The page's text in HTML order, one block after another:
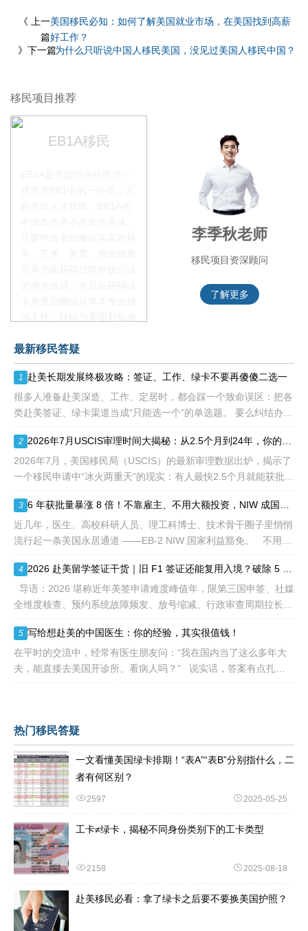
《 上一
篇
美国移民必知：如何了解美国就业市场，在美国找到高薪
好工作？
》下一篇为什么只听说中国人移民美国，没见过美国人移民中国？
移民项目推荐
EB1A移民
额占全球移民签证配额的
28.6%，即大约4万个移民
签证，都会用于满足"优
先"移民类别的申请。EB1A
不需要雇主支持、不用办理
等的限制，所以也愈来愈受
到中国杰出人才的青睐。
李季秋老师
移民项目资深顾问
了解更多
最新移民答疑
1
赴美长期发展终极攻略：签证、工作、绿卡不要再傻傻二选一
很多人准备赴美深造、工作、定居时，都会踩一个致命误区：把各
类赴美签证、绿卡渠道当成“只能选一个”的单选题。 要么纠结办哪
突、白白浪费几年
2
2026年7月，美国移民局（USCIS）的最新审理数据出炉，揭示了
一个移民申请中“冰火两重天”的现实：有人最快2.5个月就能获批，
一
3
近几年，医生、高校科研人员、理工科博士、技术骨干圈子里悄悄
流行起一条美国永居通道 ——EB-2 NIW 国家利益豁免。 不用提
4
全维度核查、预约系统故障频发、放号缩减、行政审查周期拉长，
5 写给想赴美的中国医生：你的经验，其实很值钱！
在平时的交流中，经常有医生朋友问：“我在国内当了这么多年大
夫，能直接去美国开诊所、看病人吗？” 说实话，答案有点扎
热门移民答疑
一文看懂美国绿卡排期！“表A”“表B”分别指什么，二
者有何区别？
2597 2025-05-25
工卡≠绿卡，揭秘不同身份类别下的工卡类型
2158 2025-08-18
赴美移民必看：拿了绿卡之后要不要换美国护照？